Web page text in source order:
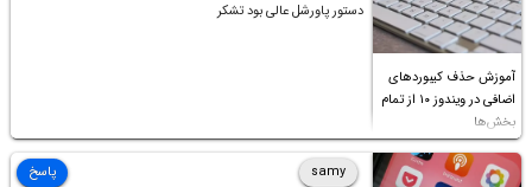
آموزش حذف کیبوردهای
اضافی در ویندوز ۱۰ از تمام
بخش‌ها
دستور پاورشل عالی بود تشکر
samy
پاسخ